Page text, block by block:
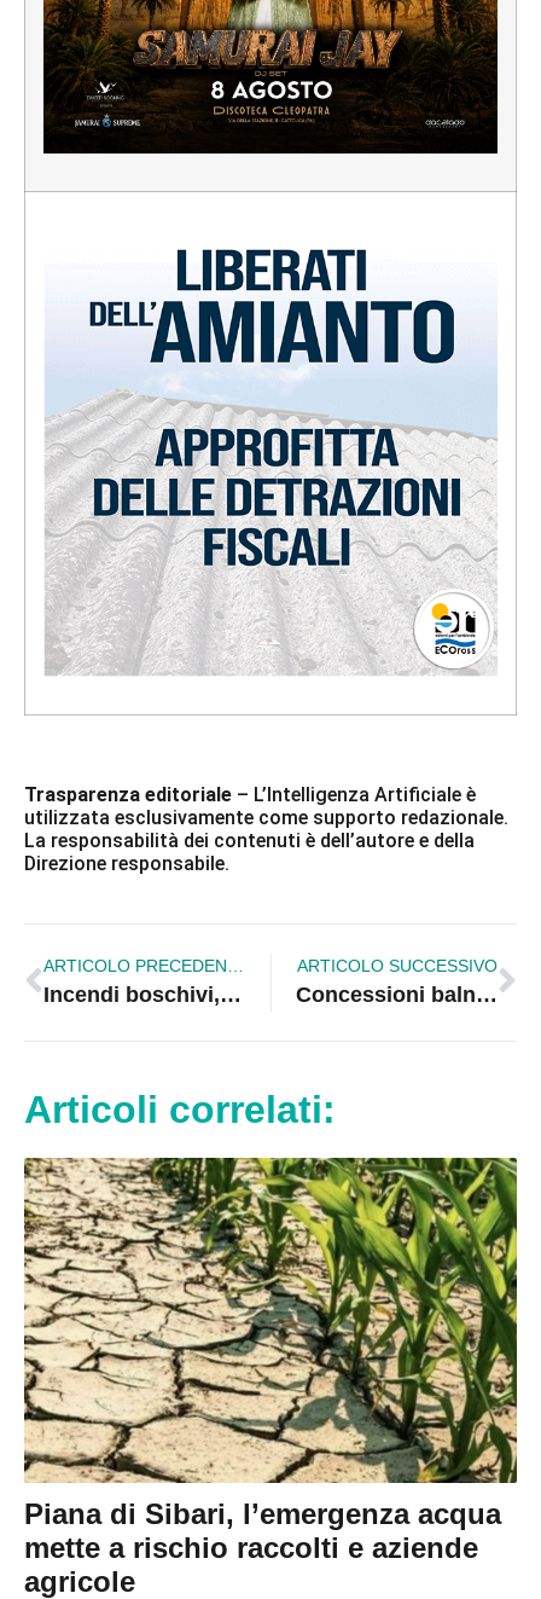
Trasparenza editoriale – L’Intelligenza Artificiale è
utilizzata esclusivamente come supporto redazionale.
La responsabilità dei contenuti è dell’autore e della
Direzione responsabile.
Incendi boschivi, la Calabria vara il Piano antincendio 2026
ARTICOLO SUCCESSIVO
Concessioni balneari, la Regione Calabria impugna il decreto del Governo
Articoli correlati:
Piana di Sibari, l’emergenza acqua
mette a rischio raccolti e aziende
agricole